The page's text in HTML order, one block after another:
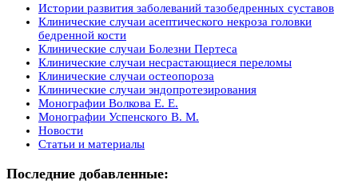
Истории развития заболеваний тазобедренных суставов
Клинические случаи асептического некроза головки
бедренной кости
Клинические случаи Болезни Пертеса
Клинические случаи несрастающиеся переломы
Клинические случаи остеопороза
Клинические случаи эндопротезирования
Монографии Волкова Е. Е.
Монографии Успенского В. М.
Новости
Статьи и материалы
Последние добавленные: